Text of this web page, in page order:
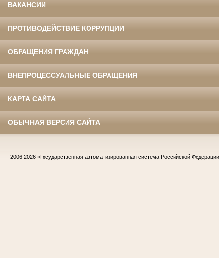
ВАКАНСИИ
ПРОТИВОДЕЙСТВИЕ КОРРУПЦИИ
ОБРАЩЕНИЯ ГРАЖДАН
ВНЕПРОЦЕССУАЛЬНЫЕ ОБРАЩЕНИЯ
КАРТА САЙТА
ОБЫЧНАЯ ВЕРСИЯ САЙТА
2006-2026 «Государственная автоматизированная система Российской